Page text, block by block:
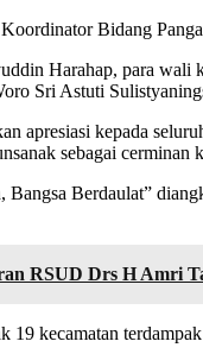
Bidang
Harahap, para
Sri Astuti
apresiasi kepada
sebagai cerminan
Berdaulat”
RSUD Drs H Amri
19 kecamatan